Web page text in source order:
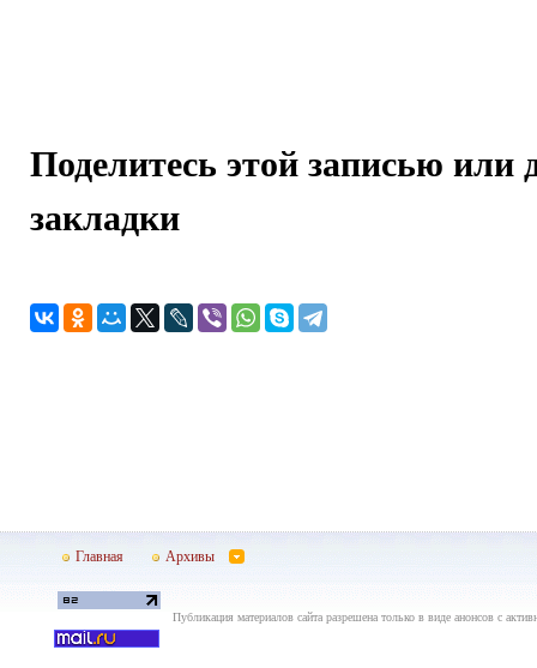
Поделитесь этой записью или
закладки
Главная Архивы
Публикация материалов сайта разрешена только в виде анонсов с